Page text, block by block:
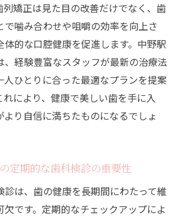
共に作る笑顔のある暮らし
ポイント中野駅の審美歯科での治
の歯医者選びのコツ
科治療の選び方と効果
提供する治療プランの比較
歯科医が提案する治療メニュー
立するための審美歯科の新常識
教える健康と美の両立法
列矯正は見た目の改善だけでなく、歯
で噛み合わせや咀嚼の効率を向上さ
体的な口腔健康を促進します。中野駅
、経験豊富なスタッフが最新の治療法
人ひとりに合った最適なプランを提案
れにより、健康で美しい歯を手に入
より自信に満ちたものになるでしょ
定期的な歯科検診の重要性
診は、歯の健康を長期間にわたって維
です。定期的なチェックアップによ